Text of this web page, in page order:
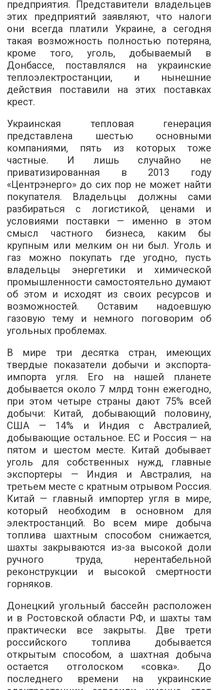
предприятия. Представители владельцев
этих предприятий заявляют, что налоги
они всегда платили Украине, а сегодня
такая возможность полностью потеряна,
кроме того, уголь, добываемый в
Донбассе, поставлялся на украинские
теплоэлектростанции, и нынешние
действия поставили на этих поставках
крест.
Украинская тепловая генерация
представлена шестью основными
компаниями, пять из которых тоже
частные. И лишь случайно не
приватизированная в 2013 году
«Центрэнерго» до сих пор не может найти
покупателя. Владельцы должны сами
разбираться с логистикой, ценами и
условиями поставки — именно в этом
смысл частного бизнеса, каким бы
крупным или мелким он ни был. Уголь и
газ можно покупать где угодно, пусть
владельцы энергетики и химической
промышленности самостоятельно думают
об этом и исходят из своих ресурсов и
возможностей. Оставим надоевшую
газовую тему и немного поговорим об
угольных проблемах.
В мире три десятка стран, имеющих
твердые показатели добычи и экспорта-
импорта угля. Его на нашей планете
добывается около 7 млрд тонн ежегодно,
при этом четыре страны дают 75% всей
добычи: Китай, добывающий половину,
США — 14% и Индия с Австралией,
добывающие остальное. ЕС и Россия — на
пятом и шестом месте. Китай добывает
уголь для собственных нужд, главные
экспортеры — Индия и Австралия, на
третьем месте с кратным отрывом Россия.
Китай — главный импортер угля в мире,
который необходим в основном для
электростанций. Во всем мире добыча
топлива шахтным способом снижается,
шахты закрываются из-за высокой доли
ручного труда, нерентабельной
реконструкции и высокой смертности
горняков.
Донецкий угольный бассейн расположен
и в Ростовской области РФ, и шахты там
практически все закрыты. Две трети
российского топлива добывается
открытым способом, а шахтная добыча
остается отголоском «совка». До
последнего времени на украинские